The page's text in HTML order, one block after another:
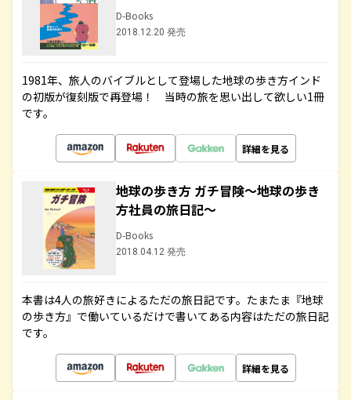
D-Books
2018.12.20 発売
1981年、旅人のバイブルとして登場した地球の歩き方インド
の初版が復刻版で再登場！ 当時の旅を思い出して欲しい1冊
です。
詳細を見る
地球の歩き方 ガチ冒険～地球の歩き
方社員の旅日記～
D-Books
2018.04.12 発売
本書は4人の旅好きによるただの旅日記です。たまたま『地球
の歩き方』で働いているだけで書いてある内容はただの旅日記
です。
詳細を見る